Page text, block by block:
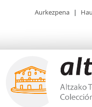
Aurkezpena |